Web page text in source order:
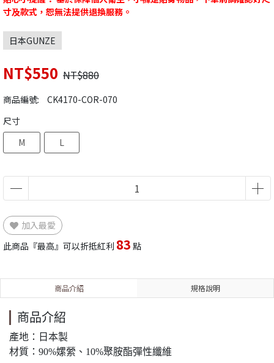
寸及款式，恕無法提供退換服務。
日本GUNZE
NT$550 NT$880
商品編號:
CK4170-COR-070
尺寸
M
L
加入最愛
此商品『最高』可以折抵紅利 83 點
商品介紹 規格說明
商品介紹
產地：日本製
材質：90%嫘縈、10%聚胺酯彈性纖維